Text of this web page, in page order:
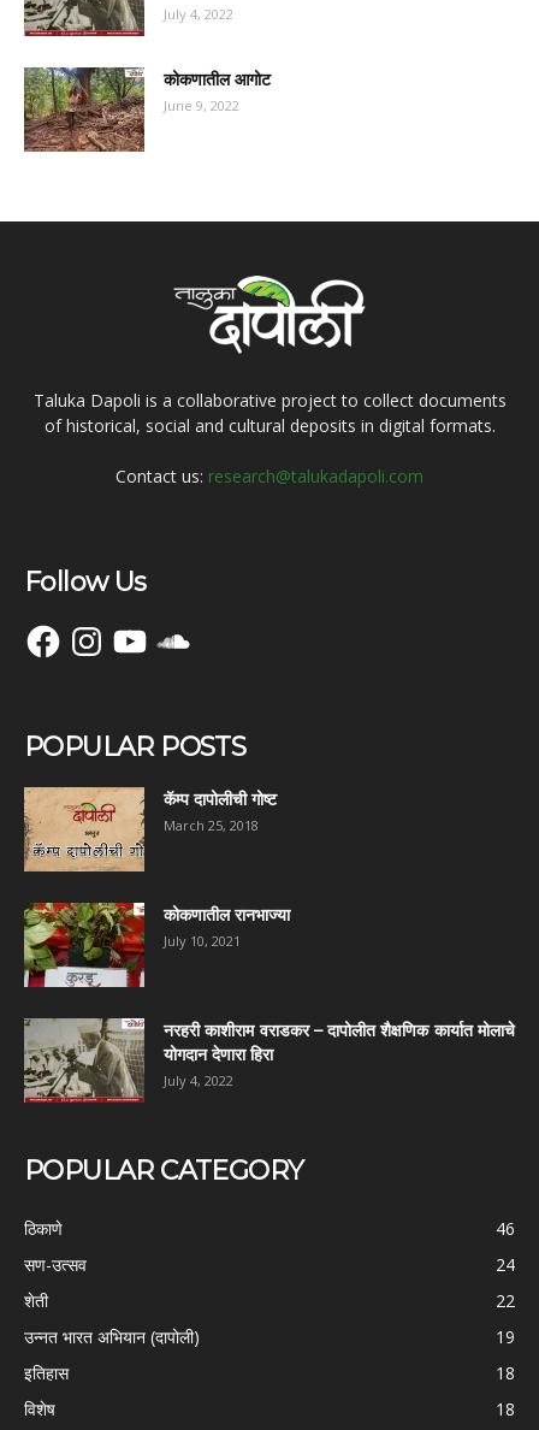
July 4, 2022
कोकणातील आगोट
June 9, 2022
Taluka Dapoli is a collaborative project to collect documents
of historical, social and cultural deposits in digital formats.
Contact us: research@talukadapoli.com
Follow Us
FacebookInstagramYouTubeSoundCloud
POPULAR POSTS
कॅम्प दापोलीची गोष्ट
March 25, 2018
कोकणातील रानभाज्या
July 10, 2021
नरहरी काशीराम वराडकर – दापोलीत शैक्षणिक कार्यात मोलाचे
योगदान देणारा हिरा
July 4, 2022
POPULAR CATEGORY
ठिकाणे
46
सण-उत्सव
24
शेती
22
उन्नत भारत अभियान (दापोली)
19
इतिहास
18
विशेष
18